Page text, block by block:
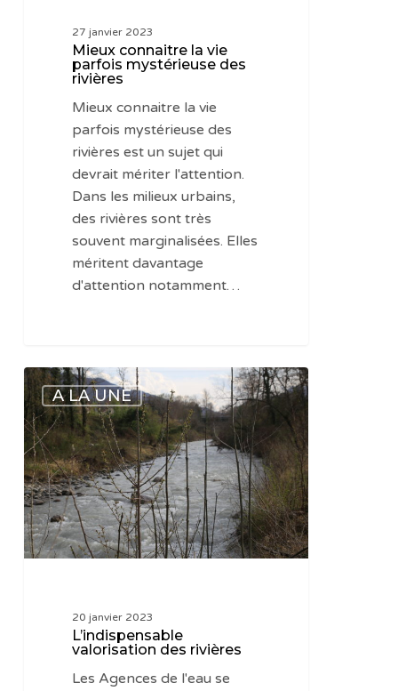
27 janvier 2023
Mieux connaitre la vie
parfois mystérieuse des
rivières
Mieux connaitre la vie
parfois mystérieuse des
rivières est un sujet qui
devrait mériter l'attention.
Dans les milieux urbains,
des rivières sont très
souvent marginalisées. Elles
méritent davantage
d'attention notamment…
L’indispensable
valorisation
des
rivières
A LA UNE
20 janvier 2023
L’indispensable
valorisation des rivières
Les Agences de l'eau se